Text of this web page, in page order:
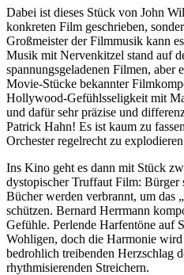
Dabei ist dieses Stück von John
konkreten Film geschrieben,
Großmeister der Filmmusik kann
Musik mit Nervenkitzel stand auf
spannungsgeladenen Filmen, aber
Movie-Stücke bekannter
Hollywood-Gefühlsseligkeit mit
und dafür sehr präzise und
Patrick Hahn! Es ist kaum zu
Orchester regelrecht zu
Ins Kino geht es dann mit Stück
dystopischer Truffaut Film: Bürger
Bücher werden verbrannt, um das
schützen. Bernard Herrmann
Gefühle. Perlende Harfentöne auf
Wohligen, doch die Harmonie
bedrohlich treibenden Herzschlag
rhythmisierenden Streichern.